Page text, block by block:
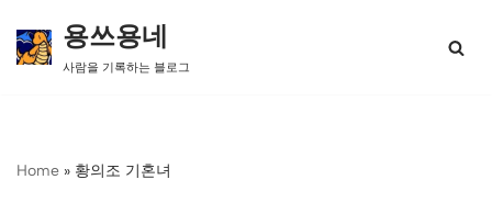
콘
너
용쓰용네
사람을 기록하는 블로그
Home » 황의조 기혼녀